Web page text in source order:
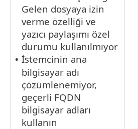
Gelen dosyaya izin
verme özelliği ve
yazıcı paylaşımı özel
durumu kullanılmıyor
• İstemcinin ana
bilgisayar adı
çözümlenemiyor,
geçerli FQDN
bilgisayar adları
kullanın